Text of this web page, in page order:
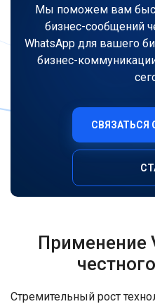
Мы поможем вам
бизнес-сообщений
WhatsApp для вашего
бизнес-
СВЯЗАТЬСЯ
Применение
Стремительный рост